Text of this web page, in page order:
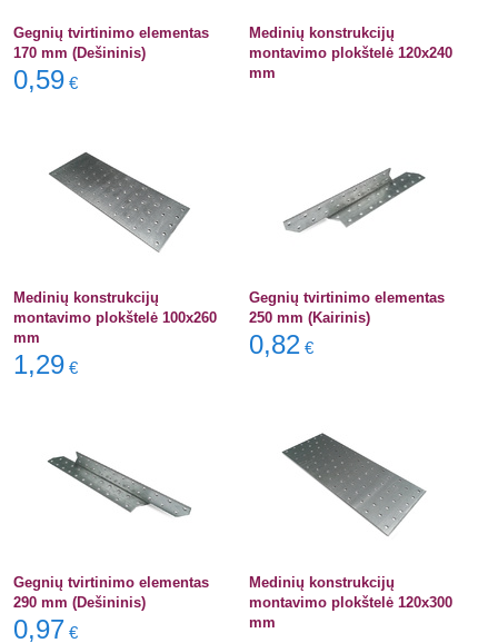
Gegnių tvirtinimo elementas
170 mm (Dešininis)
0,59 €
Medinių konstrukcijų
montavimo plokštelė 120x240
mm
Medinių konstrukcijų
montavimo plokštelė 100x260
mm
1,29 €
Gegnių tvirtinimo elementas
250 mm (Kairinis)
0,82 €
Gegnių tvirtinimo elementas
290 mm (Dešininis)
0,97 €
Medinių konstrukcijų
montavimo plokštelė 120x300
mm